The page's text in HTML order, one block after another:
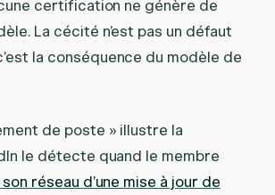
certification ne génère de
La cécité n’est pas un défaut
la conséquence du modèle de
de poste » illustre la
le détecte quand le membre
réseau d’une mise à jour de